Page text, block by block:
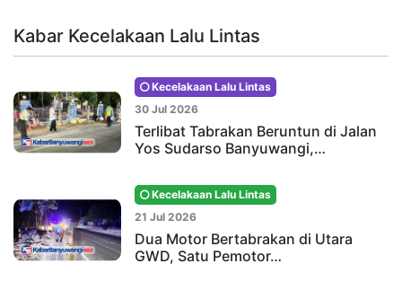
Kabar Kecelakaan Lalu Lintas
Kecelakaan Lalu Lintas
30 Jul 2026
Terlibat Tabrakan Beruntun di Jalan
Yos Sudarso Banyuwangi,…
Kecelakaan Lalu Lintas
21 Jul 2026
Dua Motor Bertabrakan di Utara
GWD, Satu Pemotor…